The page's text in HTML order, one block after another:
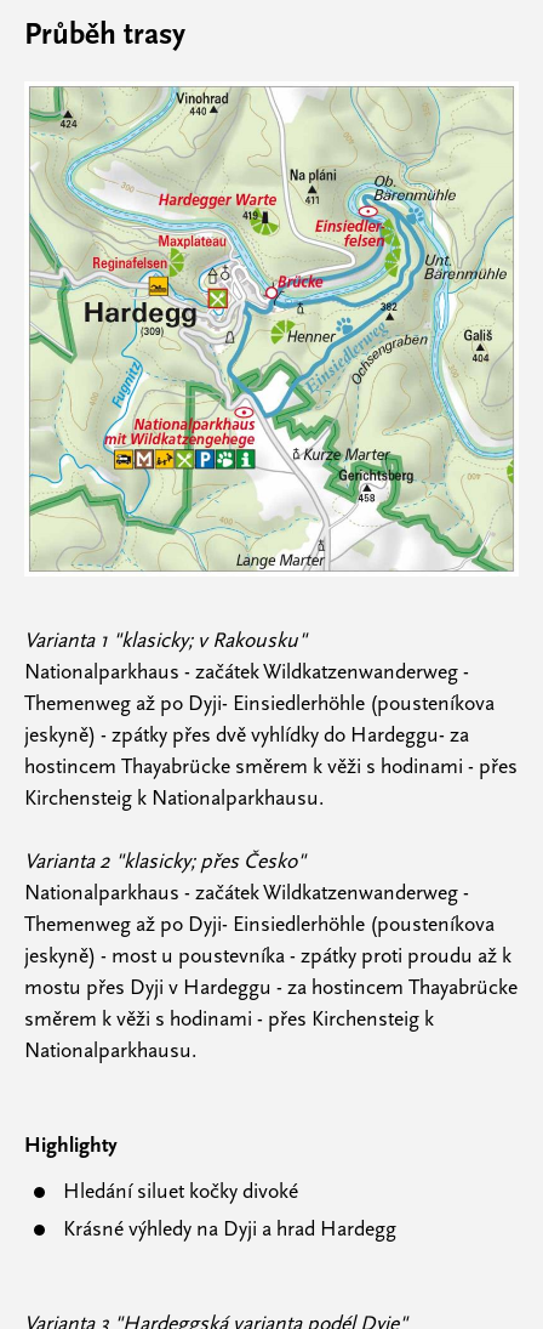
Průběh trasy
Varianta 1 "klasicky; v Rakousku"
Nationalparkhaus - začátek Wildkatzenwanderweg -
Themenweg až po Dyji- Einsiedlerhöhle (pousteníkova
jeskyně) - zpátky přes dvě vyhlídky do Hardeggu- za
hostincem Thayabrücke směrem k věži s hodinami - přes
Kirchensteig k Nationalparkhausu.
Varianta 2 "klasicky; přes Česko"
Nationalparkhaus - začátek Wildkatzenwanderweg -
Themenweg až po Dyji- Einsiedlerhöhle (pousteníkova
jeskyně) - most u poustevníka - zpátky proti proudu až k
mostu přes Dyji v Hardeggu - za hostincem Thayabrücke
směrem k věži s hodinami - přes Kirchensteig k
Nationalparkhausu.
Highlighty
Hledání siluet kočky divoké
Krásné výhledy na Dyji a hrad Hardegg
Varianta 3 "Hardeggská varianta podél Dyje"